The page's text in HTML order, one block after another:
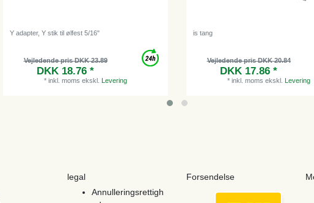
Y adapter, Y stik til ølfest 5/16"
Vejledende pris DKK 23.89
DKK 18.76 *
* inkl. moms ekskl. Levering
is tang
Vejledende pris DKK 20.84
DKK 17.86 *
* inkl. moms ekskl. Levering
legal
Annulleringsrettigh
Forsendelse